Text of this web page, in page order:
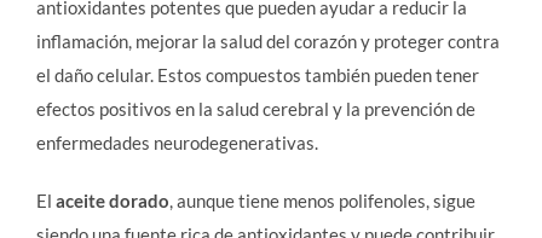
antioxidantes potentes que pueden ayudar a reducir la
inflamación, mejorar la salud del corazón y proteger contra
el daño celular. Estos compuestos también pueden tener
efectos positivos en la salud cerebral y la prevención de
enfermedades neurodegenerativas.
El aceite dorado, aunque tiene menos polifenoles, sigue